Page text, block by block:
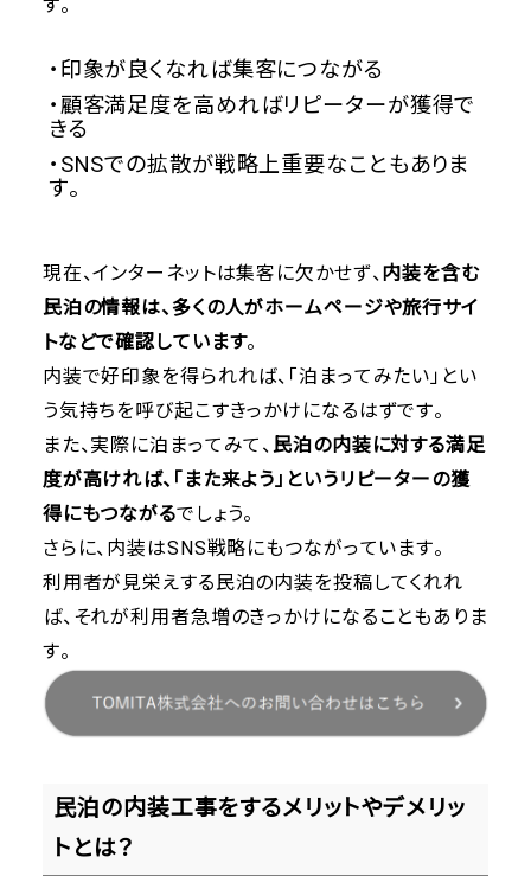
す。
・印象が良くなれば集客につながる
・顧客満足度を高めればリピーターが獲得で
きる
・SNSでの拡散が戦略上重要なこともありま
す。
現在、インターネットは集客に欠かせず、 内装を含む
民泊の情報は、多くの人がホームページや旅行サイ
トなどで確認しています。
内装で好印象を得られれば、「泊まってみたい」とい
う気持ちを呼び起こすきっかけになるはずです。
また、実際に泊まってみて、民泊の内装に対する満足
度が高ければ、「また来よう」というリピーターの獲
得にもつながるでしょう。
さらに、内装はSNS戦略にもつながっています。
利用者が見栄えする民泊の内装を投稿してくれれ
ば、それが利用者急増のきっかけになることもありま
す。
民泊の内装工事をするメリットやデメリッ
トとは？